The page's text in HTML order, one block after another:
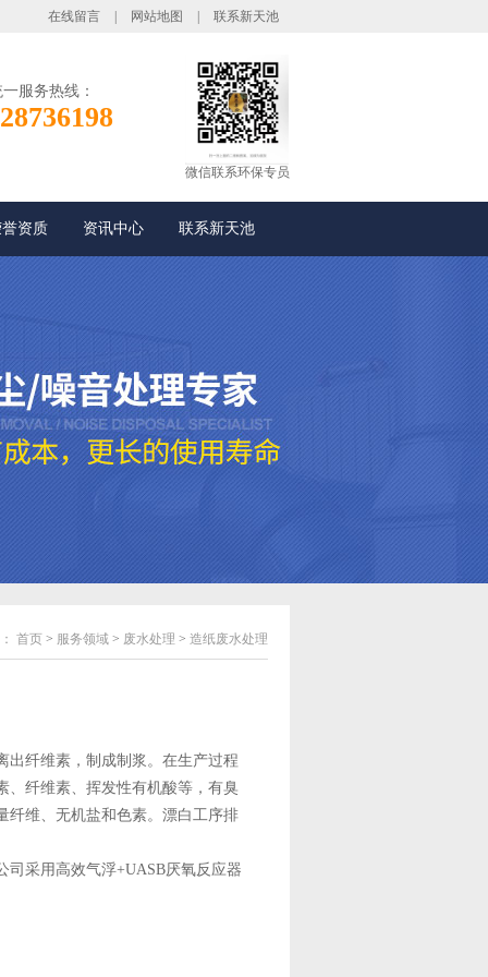
在线留言 网站地图 联系新天池
服务热线：
微信联系环保专员
资质 资讯中心 联系新天池
首页 > 服务领域 > 废水处理 > 造纸废水处理
出纤维素，制成制浆。在生产过程
、纤维素、挥发性有机酸等，有臭
纤维、无机盐和色素。漂白工序排
司采用高效气浮+UASB厌氧反应器